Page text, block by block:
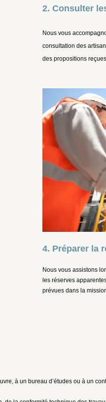
2. Consulter
Nous vous
consultation des
des propositions
4. Préparer la
Nous vous assistons
les réserves
prévues dans la
à un bureau d’études ou à un